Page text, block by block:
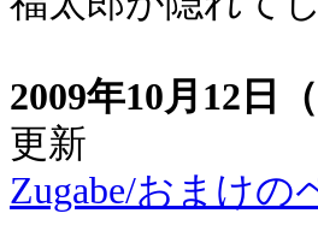
2009年10月12日（
更新
Zugabe/おまけの